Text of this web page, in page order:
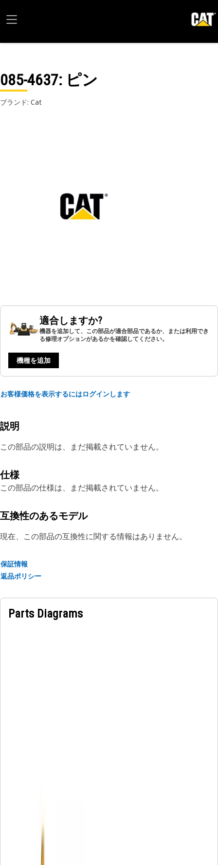
085-4637: ピン
ブランド: Cat
適合しますか?
機器を追加して、この部品が適合部品であるか、または利用でき
る修理オプションがあるかを確認してください。
機種を追加
お客様価格を表示するにはログインします
説明
この部品の説明は、まだ掲載されていません。
仕様
この部品の仕様は、まだ掲載されていません。
互換性のあるモデル
現在、この部品の互換性に関する情報はありません。
保証情報
返品ポリシー
Parts Diagrams